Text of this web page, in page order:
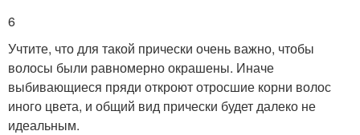
6
Учтите, что для такой прически очень важно, чтобы
волосы были равномерно окрашены. Иначе
выбивающиеся пряди откроют отросшие корни волос
иного цвета, и общий вид прически будет далеко не
идеальным.